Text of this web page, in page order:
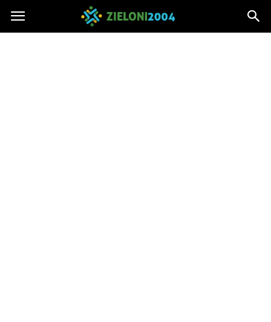
Zieloni2004.pl